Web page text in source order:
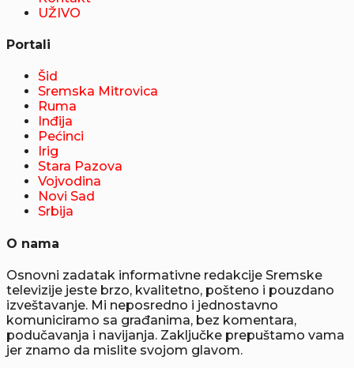
UŽIVO
Portali
Šid
Sremska Mitrovica
Ruma
Inđija
Pećinci
Irig
Stara Pazova
Vojvodina
Novi Sad
Srbija
O nama
Osnovni zadatak informativne redakcije Sremske
televizije jeste brzo, kvalitetno, pošteno i pouzdano
izveštavanje. Mi neposredno i jednostavno
komuniciramo sa građanima, bez komentara,
podučavanja i navijanja. Zaključke prepuštamo vama
jer znamo da mislite svojom glavom.